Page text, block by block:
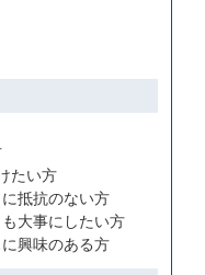
たい方
抵抗のない方
大事にしたい方
興味のある方